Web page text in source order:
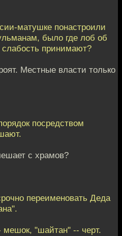
матушке понастроили
было где лоб об
принимают?
Местные власти только
посредством
с храмов?
переименовать Деда
"шайтан" -- черт.